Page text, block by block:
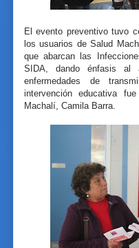
El evento preventivo tuvo
los usuarios de Salud
que abarcan las
SIDA, dando énfasis al
enfermedades de
intervención educativa
Machalí, Camila Barra.